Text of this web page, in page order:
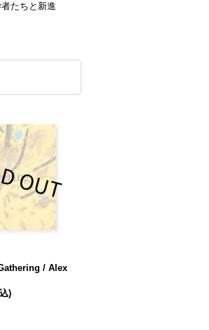
たちと新進
/ Alex
)